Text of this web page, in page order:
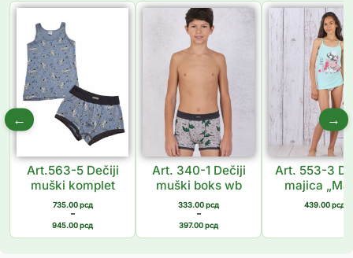
←
Art.563-5 Dečiji
muški komplet
735.00рсд
–
945.00рсд
Распон
до
945.00 рсд
Art. 340-1 Dečiji
muški boks wb
333.00рсд
–
397.00рсд
Распон
цена:
од
333.00 рсд
до
397.00 рсд
Art. 553-3
majica
439.00рсд
→